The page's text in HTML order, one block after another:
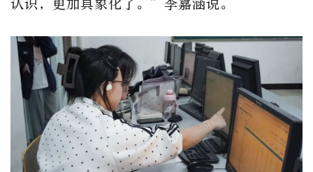
认识，更加具象化了。 ” 李嘉涵说。